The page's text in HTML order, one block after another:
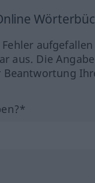
aus. Die